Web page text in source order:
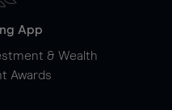
App
& Wealth
Awards